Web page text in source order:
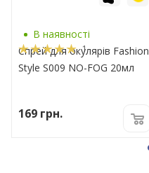
В наявності
1
Спрей для окулярів Fashion
Style S009 NO-FOG 20мл
169 грн.